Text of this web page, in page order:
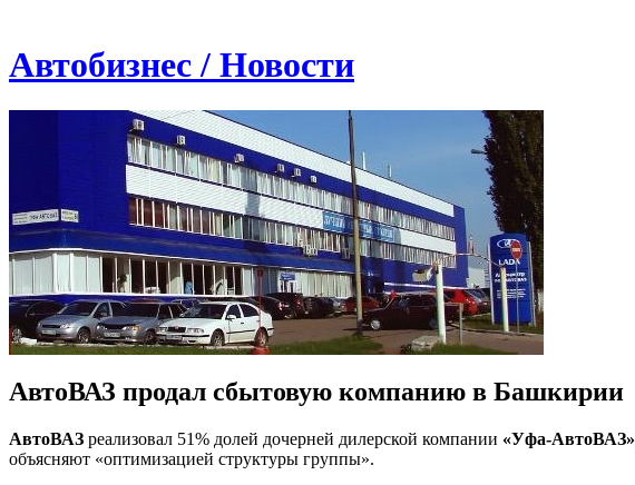
Автобизнес / Новости
АвтоВАЗ продал сбытовую компанию в Башкирии
АвтоВАЗ реализовал 51% долей дочерней дилерской компании «Уфа-АвтоВАЗ»
объясняют «оптимизацией структуры группы».